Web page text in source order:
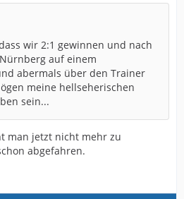
wir 2:1 gewinnen und nach
auf einem
abermals über den Trainer
meine hellseherischen
sein...
man jetzt nicht mehr zu
abgefahren.